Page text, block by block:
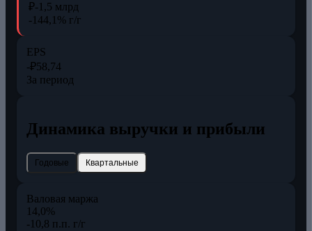
₽-1,5 млрд
-144,1% г/г
EPS
-₽58,74
За период
Динамика выручки и прибыли
Годовые Квартальные
Валовая маржа
14,0%
-10,8 п.п. г/г